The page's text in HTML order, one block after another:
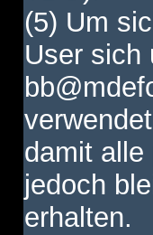
(5) Um
User sich
damit alle
jedoch
erhalten.